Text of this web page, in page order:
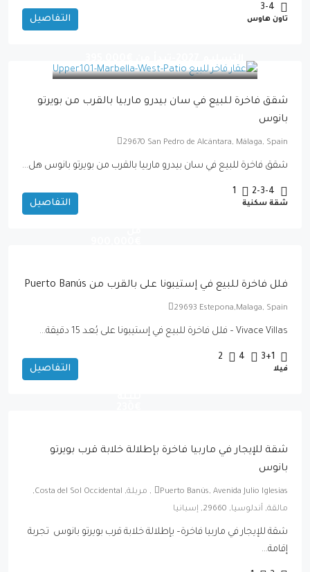
3-4
تاون هاوس التفاصيل
شقق فاخرة للبيع في سان بيدرو ماربيا بالقرب من بويرتو
بانوس
29670 San Pedro de Alcántara, Málaga, Spain
شقق فاخرة للبيع في سان بيدرو ماربيا بالقرب من بويرتو بانوس هل...
2-3-4
1
شقة سكنية التفاصيل
فلل فاخرة للبيع في إستيبونا على بالقرب من Puerto Banús
29693 Estepona,Malaga, Spain
Vivace Villas – فلل فاخرة للبيع في إستيبونا على بُعد 15 دقيقة...
3+1
4
2
فيلا التفاصيل
شقة للإيجار في ماربيا فاخرة بإطلالة خلابة قرب بويرتو
بانوس
Puerto Banús, Avenida Julio Iglesias, مربلة, Costa del Sol Occidental,
مالقة, أندلوسيا, 29660, إسبانيا
شقة للإيجار في ماربيا فاخرة– بإطلالة خلابة قرب بويرتو بانوس تجربة
إقامة...